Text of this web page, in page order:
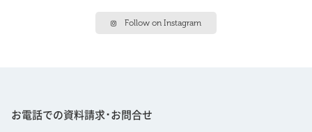
Follow on Instagram
お電話での資料請求･お問合せ